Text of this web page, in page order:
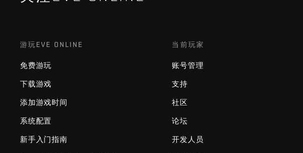
游玩EVE ONLINE
免费游玩
下载游戏
添加游戏时间
系统配置
新手入门指南
当前玩家
账号管理
支持
社区
论坛
开发人员